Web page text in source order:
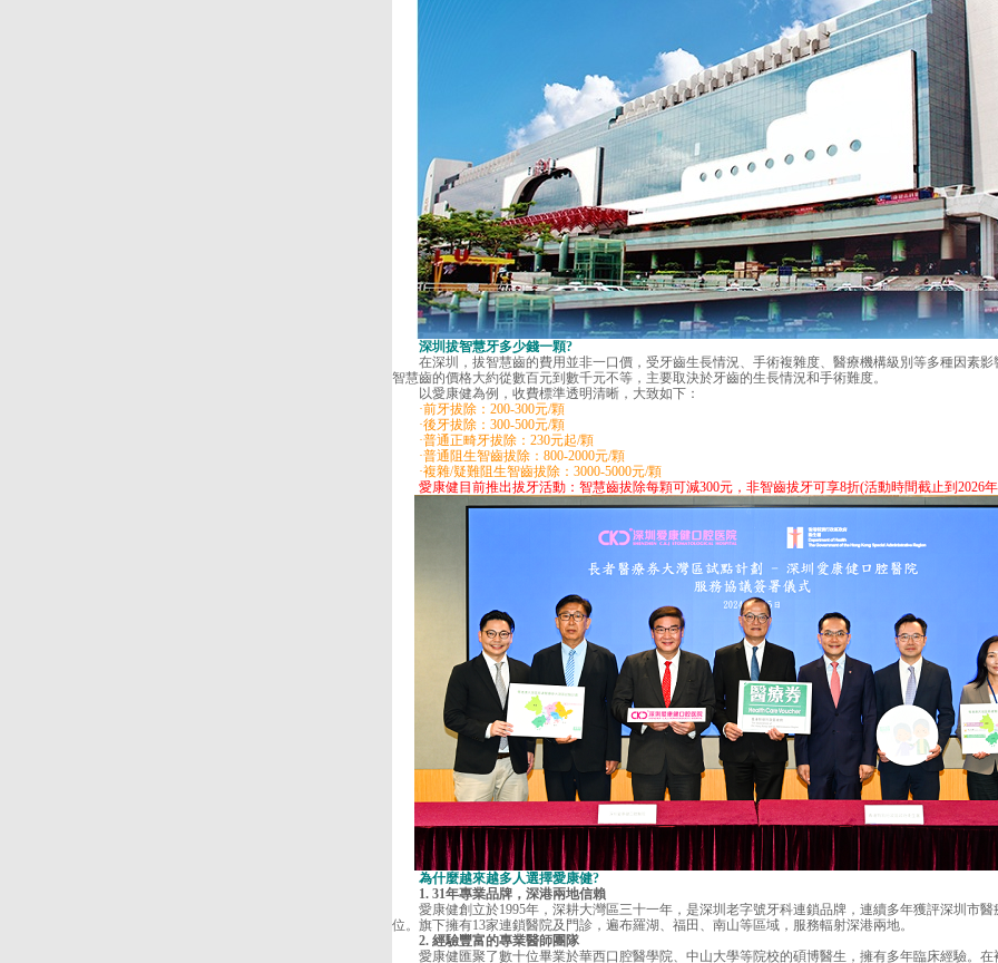
深圳拔智慧牙多少錢一顆?
在深圳，拔智慧齒的費用並非一口價，受牙齒生長情況、手術複雜度、醫療機構級別等多種因素影
智慧齒的價格大約從數百元到數千元不等，主要取決於牙齒的生長情況和手術難度。
以愛康健為例，收費標準透明清晰，大致如下：
·前牙拔除：200-300元/顆
·後牙拔除：300-500元/顆
·普通正畸牙拔除：230元起/顆
·普通阻生智齒拔除：800-2000元/顆
·複雜/疑難阻生智齒拔除：3000-5000元/顆
愛康健目前推出拔牙活動：智慧齒拔除每顆可減300元，非智齒拔牙可享8折(活動時間截止到2026
為什麼越來越多人選擇愛康健?
1. 31年專業品牌，深港兩地信賴
愛康健創立於1995年，深耕大灣區三十一年，是深圳老字號牙科連鎖品牌，連續多年獲評深圳市
位。旗下擁有13家連鎖醫院及門診，遍布羅湖、福田、南山等區域，服務輻射深港兩地。
2. 經驗豐富的專業醫師團隊
愛康健匯聚了數十位畢業於華西口腔醫學院、中山大學等院校的碩博醫生，擁有多年臨床經驗。在